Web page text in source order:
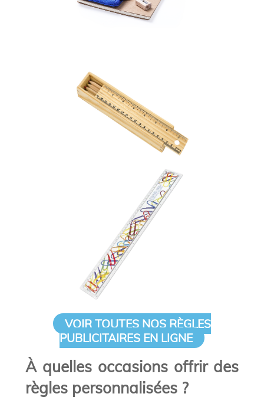
VOIR TOUTES NOS RÈGLES
PUBLICITAIRES EN LIGNE
À quelles occasions offrir des
règles personnalisées ?